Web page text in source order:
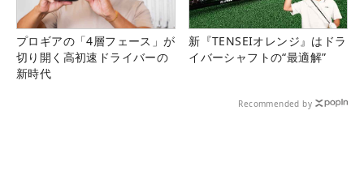
プロギアの「4層フェース」が
切り開く高初速ドライバーの
新時代
新『TENSEIオレンジ』はドラ
イバーシャフトの“最適解”
Recommended by